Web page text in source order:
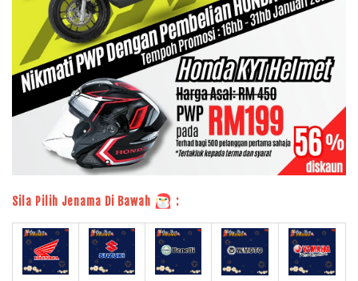
Sila Pilih Jenama Di Bawah :